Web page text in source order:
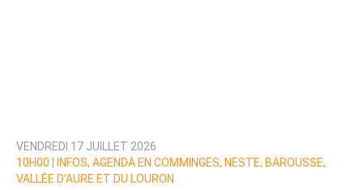
VENDREDI 17 JUILLET 2026
10H00 |
INFOS, AGENDA EN COMMINGES, NESTE, BAROUSSE,
VALLÉE D’AURE ET DU LOURON